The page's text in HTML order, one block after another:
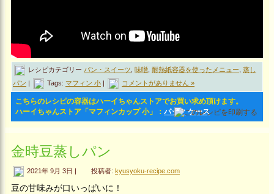
レシピカテゴリー パン・スイーツ 味噌 耐熱紙容器を使ったメニュー 蒸し
パン | Tags: マフィン 小 | コメントがありません »
こちらのレシピの容器はハーイちゃんストアでお買い求め頂けます。
ハーイちゃんストア「マフィンカップ 小」： パック ケース
金時豆蒸しパン
2021年 9月 3日 | 投稿者: kyusyoku-recipe.com
豆の甘味みが口いっぱいに！